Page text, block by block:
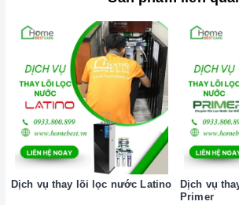
Hoàn tiền 100%nếu chất lượng không
- Đội ngũ kỹ thuật viên được đào tạo
nghiệm, luôn tận tâm và chu đáo, đảm
lõi lọc diễn ra mượt mà và hiệu quả nhất.
- Hướng dẫn chi tiết và chân thành cách
nướcvà cách bảo quản máy lọc nước tại
cần sự tư vấn.
- Không thay đổi bất cứ linh kiện nếu
Dịch vụ thay lõi lọc nước Latino
Dịch vụ
Primer